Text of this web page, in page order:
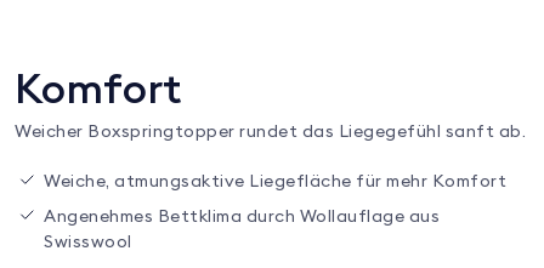
Komfort
Weicher Boxspringtopper rundet das Liegegefühl sanft ab.
Weiche, atmungsaktive Liegefläche für mehr Komfort
Angenehmes Bettklima durch Wollauflage aus
Swisswool